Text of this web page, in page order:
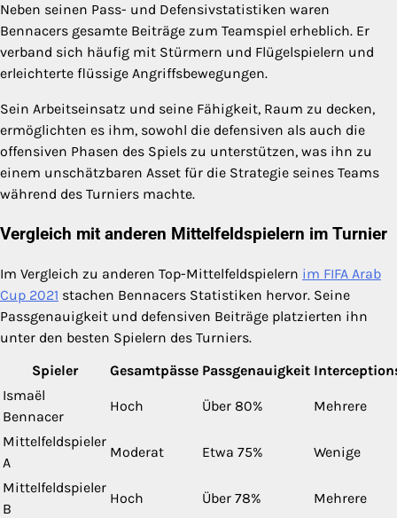
Neben seinen Pass- und Defensivstatistiken waren
Bennacers gesamte Beiträge zum Teamspiel erheblich. Er
verband sich häufig mit Stürmern und Flügelspielern und
erleichterte flüssige Angriffsbewegungen.
Sein Arbeitseinsatz und seine Fähigkeit, Raum zu decken,
ermöglichten es ihm, sowohl die defensiven als auch die
offensiven Phasen des Spiels zu unterstützen, was ihn zu
einem unschätzbaren Asset für die Strategie seines Teams
während des Turniers machte.
Vergleich mit anderen Mittelfeldspielern im Turnier
Im Vergleich zu anderen Top-Mittelfeldspielern im FIFA Arab
Cup 2021 stachen Bennacers Statistiken hervor. Seine
Passgenauigkeit und defensiven Beiträge platzierten ihn
unter den besten Spielern des Turniers.
Spieler
Gesamtpässe Passgenauigkeit
Ismaël
Bennacer
Hoch Über 80% Mehrere
Mittelfeldspieler
A
Moderat Etwa 75% Wenige
Mittelfeldspieler
B
Hoch Über 78% Mehrere